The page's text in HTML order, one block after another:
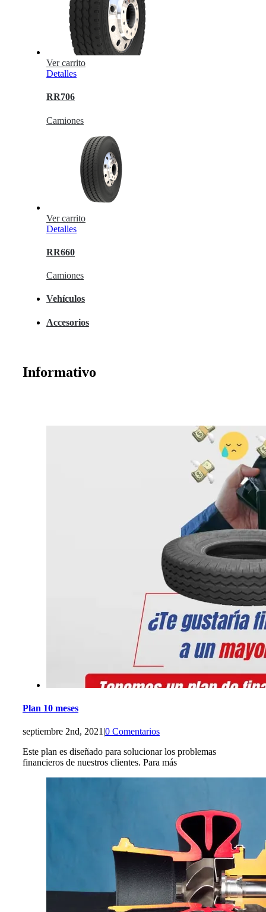
Ver carrito
Detalles
RR706
Camiones
Ver carrito
Detalles
RR660
Camiones
Vehículos
Accesorios
Informativo
Plan 10 meses
septiembre 2nd, 2021 |0 Comentarios
Este plan es diseñado para solucionar los problemas
financieros de nuestros clientes. Para más